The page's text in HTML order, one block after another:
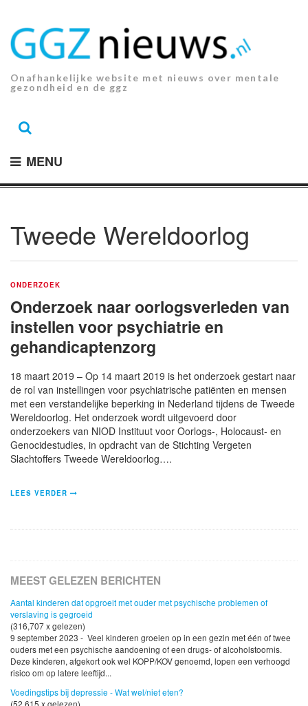
inhoud.
Onafhankelijke website met nieuws over mentale
gezondheid en de ggz
MENU
Tweede Wereldoorlog
ONDERZOEK
Onderzoek naar oorlogsverleden van
instellen voor psychiatrie en
gehandicaptenzorg
18 maart 2019 – Op 14 maart 2019 is het onderzoek gestart naar
de rol van instellingen voor psychiatrische patiënten en mensen
met een verstandelijke beperking in Nederland tijdens de Tweede
Wereldoorlog. Het onderzoek wordt uitgevoerd door
onderzoekers van NIOD Instituut voor Oorlogs-, Holocaust- en
Genocidestudies, in opdracht van de Stichting Vergeten
Slachtoffers Tweede Wereldoorlog….
LEES VERDER
MEEST GELEZEN BERICHTEN
Aantal kinderen dat opgroeit met ouder met psychische problemen of
verslaving is gegroeid
(316,707 x gelezen)
9 september 2023 - Veel kinderen groeien op in een gezin met één of twee
ouders met een psychische aandoening of een drugs- of alcoholstoornis.
Deze kinderen, afgekort ook wel KOPP/KOV genoemd, lopen een verhoogd
risico om op latere leeftijd...
Voedingstips bij depressie - Wat wel/niet eten?